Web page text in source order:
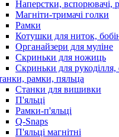
Наперстки, вспорювачі,
Магніти-тримачі голки
Рамки
Котушки для ниток,
Органайзери для муліне
Скриньки для ножиць
Скриньки для рукоділля,
рамки, пяльца
Станки для вишивки
П'яльці
Рамки-п'яльці
Q-Snaps
П'яльці магнітні